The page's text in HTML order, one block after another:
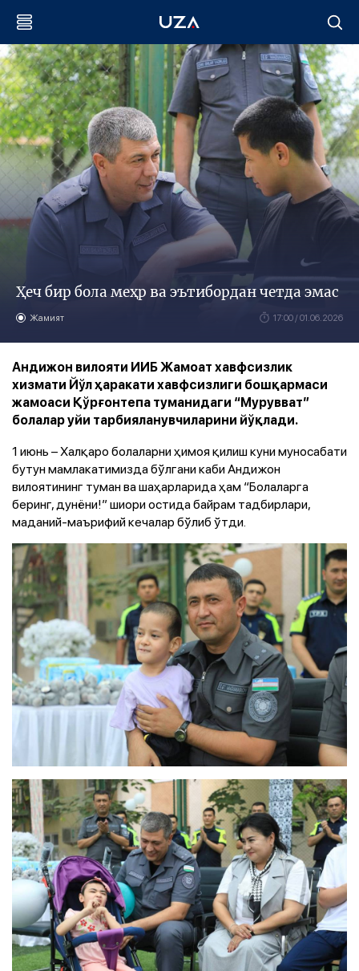
Ҳеч бир бола меҳр ва эътибордан четда эмас
Жамият 17:00 / 01.06.2026
Андижон вилояти ИИБ Жамоат хавфсизлик
хизмати Йўл ҳаракати хавфсизлиги бошқармаси
жамоаси Қўрғонтепа туманидаги “Мурувват”
болалар уйи тарбияланувчиларини йўқлади.
1 июнь – Халқаро болаларни ҳимоя қилиш куни муносабати
бутун мамлакатимизда бўлгани каби Андижон
вилоятининг туман ва шаҳарларида ҳам “Болаларга
беринг, дунёни!” шиори остида байрам тадбирлари,
маданий-маърифий кечалар бўлиб ўтди.